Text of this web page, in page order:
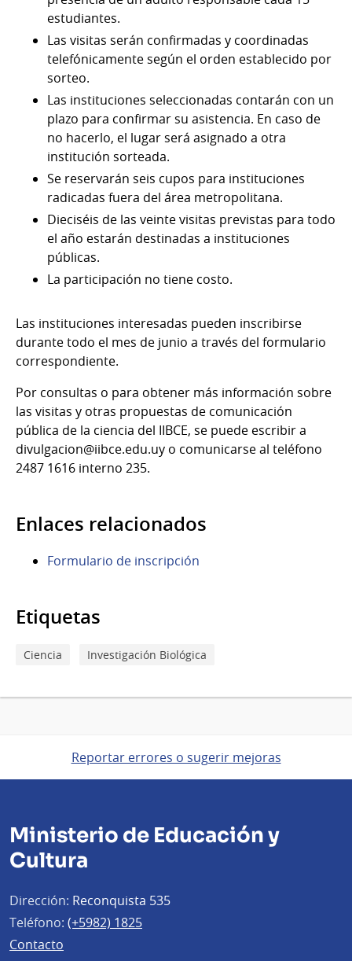
estudiantes.
Las visitas serán confirmadas y coordinadas
telefónicamente según el orden establecido por
sorteo.
Las instituciones seleccionadas contarán con un
plazo para confirmar su asistencia. En caso de
no hacerlo, el lugar será asignado a otra
institución sorteada.
Se reservarán seis cupos para instituciones
radicadas fuera del área metropolitana.
Dieciséis de las veinte visitas previstas para todo
el año estarán destinadas a instituciones
públicas.
La participación no tiene costo.
Las instituciones interesadas pueden inscribirse
durante todo el mes de junio a través del formulario
correspondiente.
Por consultas o para obtener más información sobre
las visitas y otras propuestas de comunicación
pública de la ciencia del IIBCE, se puede escribir a
divulgacion@iibce.edu.uy o comunicarse al teléfono
2487 1616 interno 235.
Enlaces relacionados
Formulario de inscripción
Etiquetas
Ciencia Investigación Biológica
Reportar errores o sugerir mejoras
Ministerio de Educación y
Cultura
Dirección: Reconquista 535
Teléfono: (+5982) 1825
Contacto